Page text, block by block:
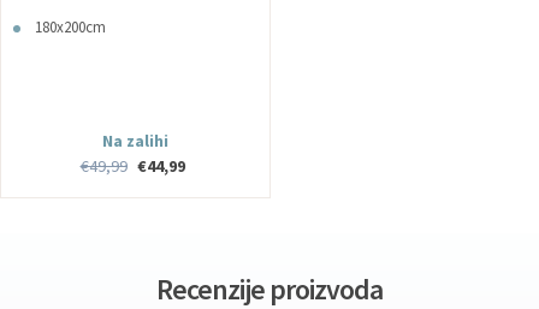
180x200cm
Na zalihi
€49,99 €44,99
Recenzije proizvoda